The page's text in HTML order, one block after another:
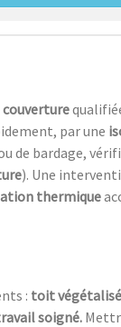
par une
de bardage,
). Une
thermique
: toit
soigné.